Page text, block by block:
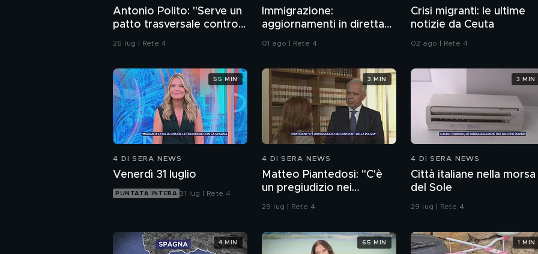
Antonio Polito: "Serve un
patto trasversale contro
la violenza"
26 lug | Rete 4
Immigrazione:
aggiornamenti in diretta
da Ceuta
01 ago | Rete 4
Crisi migranti: le ultime
notizie da Ceuta
02 ago | Rete 4
4 DI SERA NEWS
Venerdì 31 luglio
PUNTATA INTERA 31 lug | Rete 4
55 MIN
4 DI SERA NEWS
Matteo Piantedosi: "C'è
un pregiudizio nei
confronti della polizia"
29 lug | Rete 4
3 MIN
4 DI SERA NEWS
Città italiane nella morsa
del Sole
29 lug | Rete 4
3 MIN
4 MIN 65 MIN 1 MIN